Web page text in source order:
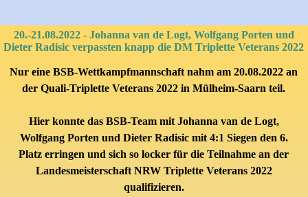
20.-21.08.2022 - Johanna van de Logt, Wolfgang Porten und
Dieter Radisic verpassten knapp die DM Triplette Veterans 2022
Nur eine BSB-Wettkampfmannschaft nahm am 20.08.2022 an
der Quali-Triplette Veterans 2022 in Mülheim-Saarn teil.
Hier konnte das BSB-Team mit Johanna van de Logt,
Wolfgang Porten und Dieter Radisic mit 4:1 Siegen den 6.
Platz erringen und sich so locker für die Teilnahme an der
Landesmeisterschaft NRW Triplette Veterans 2022
qualifizieren.